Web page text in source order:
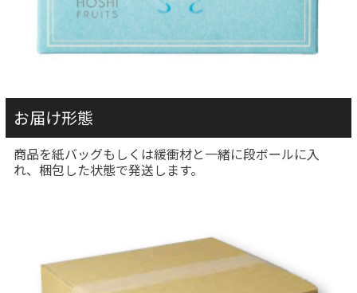
お届け形態
商品を紙バッグもしくは緩衝材と一緒に段ボールに入
れ、梱包した状態で発送します。